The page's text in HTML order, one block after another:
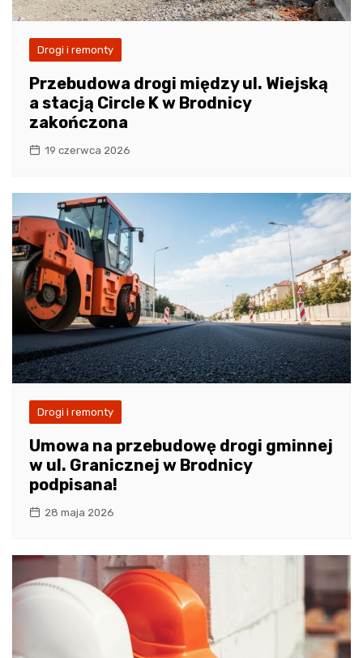
Drogi i remonty
Przebudowa drogi między ul. Wiejską
a stacją Circle K w Brodnicy
zakończona
19 czerwca 2026
Drogi i remonty
Umowa na przebudowę drogi gminnej
w ul. Granicznej w Brodnicy
podpisana!
28 maja 2026